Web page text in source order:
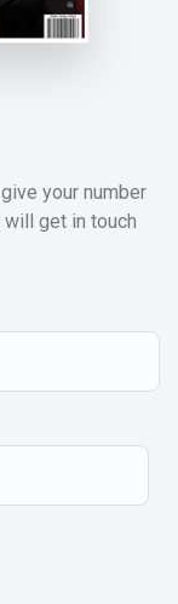
your number
will get in touch